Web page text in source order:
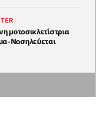
μοτοσικλετίστρια
Νοσηλεύεται